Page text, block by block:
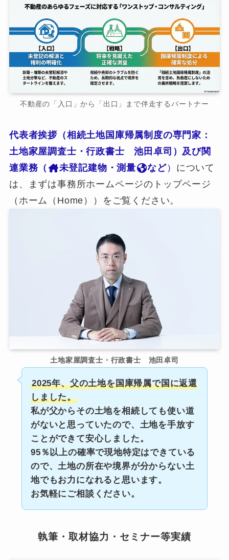
不動産の「入口」から「出口」まで伴走するパートナー
代表者挨拶（相続土地国庫帰属制度の専門家：
土地家屋調査士・行政書士 池田卓司）及び関
連業務（
未登記建物・測量 など） について
は、まずは事務所ホームページのトップページ
（ホーム（Home））をご覧ください。
土地家屋調査士・行政書士 池田卓司
2025年、父の土地を国庫帰属で国に返還
しました。
私が父からその土地を相続しても使い道
がないと思っていたので、土地を手放す
ことができて安心しました。
95％以上の確率で現地特定はできている
ので、土地の所在や境界が分からない土
地でもお力になれると思います。
お気軽にご相談ください。
執筆・取材協力・セミナー等実績